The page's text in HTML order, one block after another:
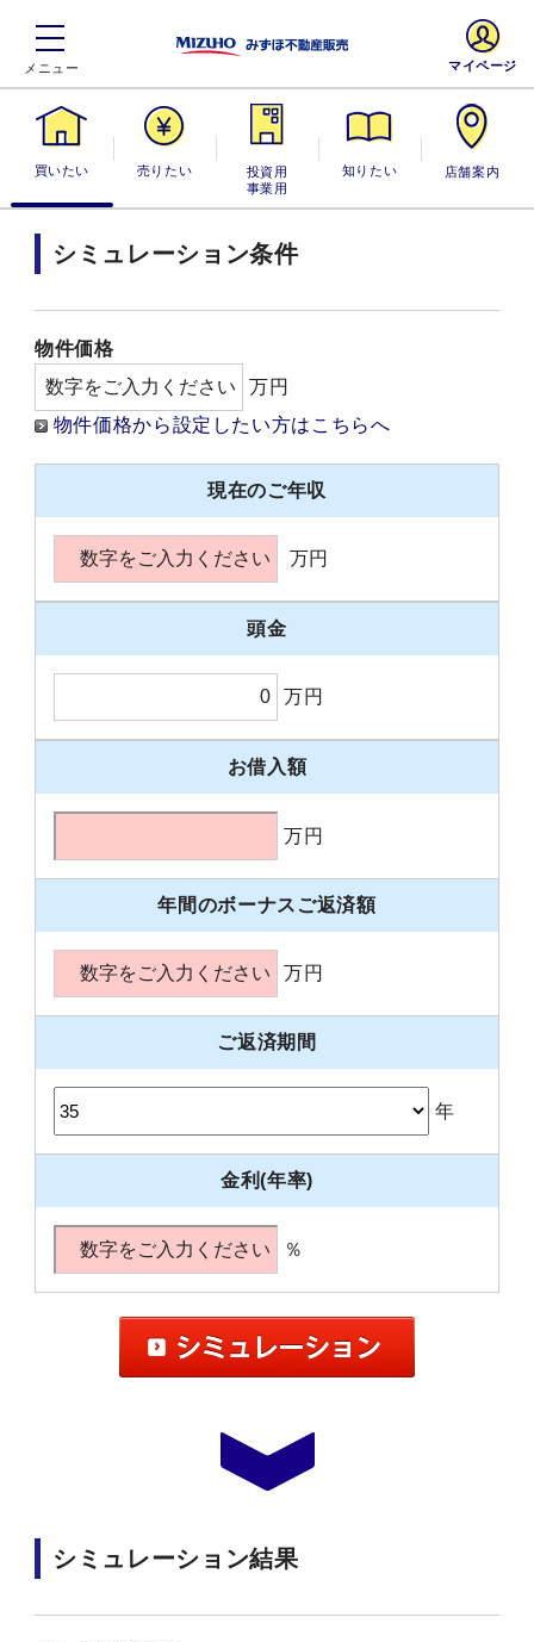
買いたい 売りたい
投資用・事業
用
知りたい 店舗案内
マイページ
シミュレーション条件
物件価格
万円
物件価格から設定したい方はこちらへ
現在のご年収
万円
頭金
万円
お借入額
万円
年間のボーナスご返済額
万円
ご返済期間
年
金利(年率)
％
シミュレーション結果